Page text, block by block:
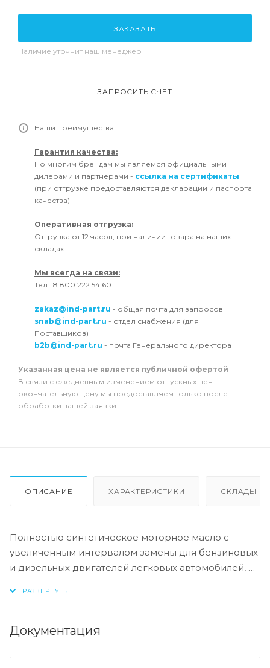
ЗАКАЗАТЬ
Наличие уточнит наш менеджер
ЗАПРОСИТЬ СЧЕТ
Наши преимущества:
Гарантия качества:
По многим брендам мы являемся официальными
дилерами и партнерами - ссылка на сертификаты
(при отгрузке предоставляются декларации и паспорта
качества)
Оперативная отгрузка:
Отгрузка от 12 часов, при наличии товара на наших
складах
Мы всегда на связи:
Тел.: 8 800 222 54 60
zakaz@ind-part.ru - общая почта для запросов
snab@ind-part.ru - отдел снабжения (для
Поставщиков)
b2b@ind-part.ru - почта Генерального директора
Указанная цена не является публичной офертой
В связи с ежедневным изменением отпускных цен
окончательную цену мы предоставляем только после
обработки вашей заявки.
ОПИСАНИЕ ХАРАКТЕРИСТИКИ СКЛАДЫ
Полностью синтетическое моторное масло с
увеличенным интервалом замены для бензиновых
и дизельных двигателей легковых автомобилей, в
сажевых частиц). Teboil Diamond Carat III 5W-30
Документация